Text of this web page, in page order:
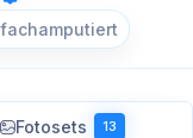
Fotosets 13